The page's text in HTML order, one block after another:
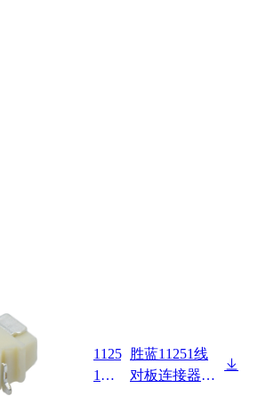
1125
1W9
胜蓝11251线
对板连接器Pit